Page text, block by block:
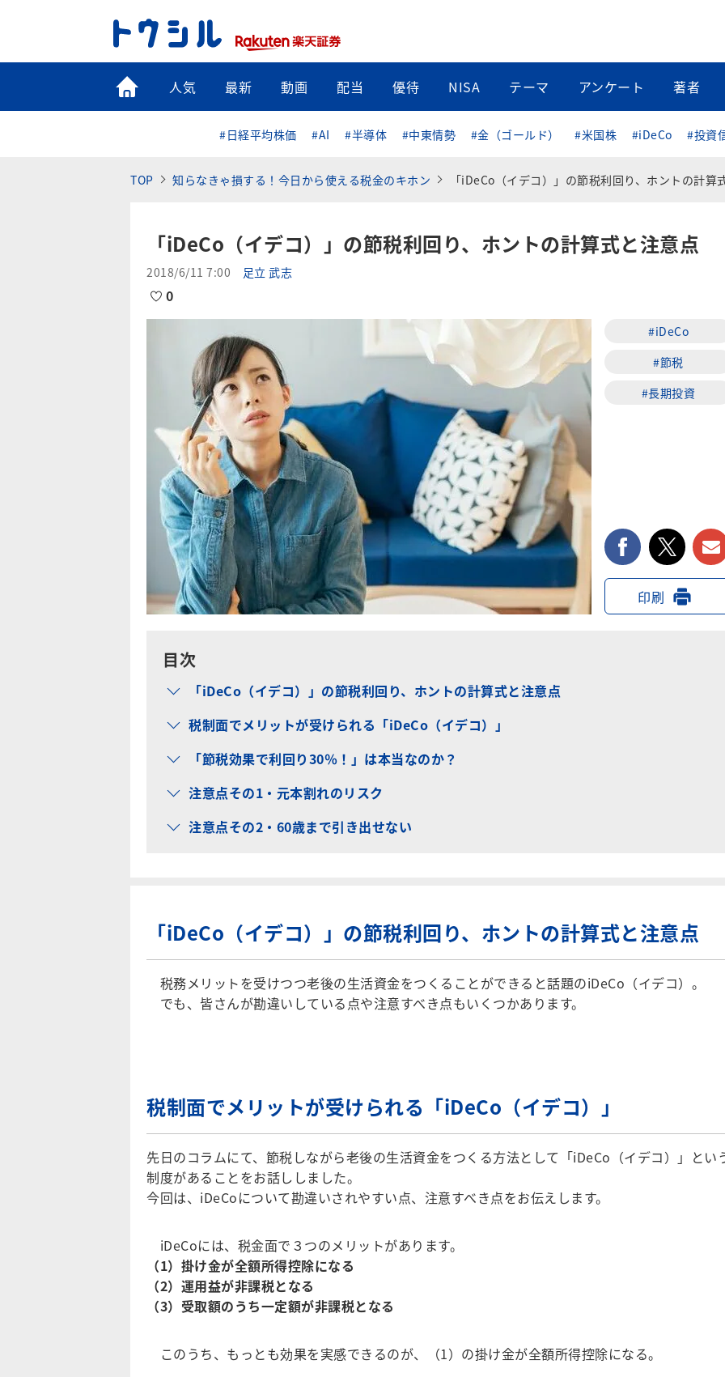
トップ
人気 最新 動画 配当 優待 NISA テーマ アンケート 著者
#日経平均株価 #AI #半導体 #中東情勢 #金（ゴールド） #米国株 #iDeCo #投資
TOP 知らなきゃ損する！今日から使える税金のキホン 「iDeCo（イデコ）」の節税利回り、ホントの計算式と注意
「iDeCo（イデコ）」の節税利回り、ホントの計算式と注意点
2018/6/11 7:00 足立 武志
0
#iDeCo
#節税
#長期投資
facebook
印刷
目次
「iDeCo（イデコ）」の節税利回り、ホントの計算式と注意点
税制面でメリットが受けられる「iDeCo（イデコ）」
「節税効果で利回り30％！」は本当なのか？
注意点その1・元本割れのリスク
注意点その2・60歳まで引き出せない
「iDeCo（イデコ）」の節税利回り、ホントの計算式と注意点
税務メリットを受けつつ老後の生活資金をつくることができると話題のiDeCo（イデコ）。
でも、皆さんが勘違いしている点や注意すべき点もいくつかあります。
税制面でメリットが受けられる「iDeCo（イデコ）」
先日のコラムにて、節税しながら老後の生活資金をつくる方法として「iDeCo（イデコ）」とい
制度があることをお話ししました。
今回は、iDeCoについて勘違いされやすい点、注意すべき点をお伝えします。
iDeCoには、税金面で３つのメリットがあります。
（1）掛け金が全額所得控除になる
（2）運用益が非課税となる
（3）受取額のうち一定額が非課税となる
このうち、もっとも効果を実感できるのが、（1）の掛け金が全額所得控除になる。